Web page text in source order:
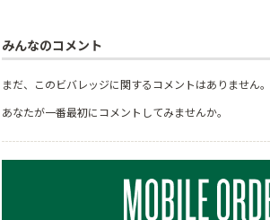
みんなのコメント
まだ、このビバレッジに関するコメントはありません。
あなたが一番最初にコメントしてみませんか。